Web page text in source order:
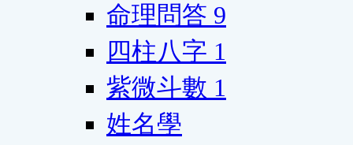
命理問答 9
四柱八字 1
紫微斗數 1
姓名學